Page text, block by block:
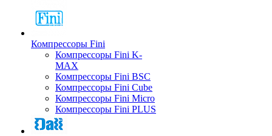
Компрессоры Fini
Компрессоры Fini K-
MAX
Компрессоры Fini BSC
Компрессоры Fini Cube
Компрессоры Fini Micro
Компрессоры Fini PLUS